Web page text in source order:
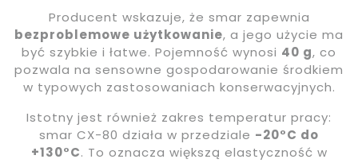
Producent wskazuje, że smar zapewnia
bezproblemowe użytkowanie, a jego użycie ma
być szybkie i łatwe. Pojemność wynosi 40 g, co
pozwala na sensowne gospodarowanie środkiem
w typowych zastosowaniach konserwacyjnych.
Istotny jest również zakres temperatur pracy:
smar CX-80 działa w przedziale -20°C do
+130°C. To oznacza większą elastyczność w